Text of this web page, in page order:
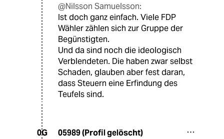
@Nilsson Samuelsson:
Ist doch ganz einfach. Viele FDP
Wähler zählen sich zur Gruppe der
Begünstigten.
Und da sind noch die ideologisch
Verblendeten. Die haben zwar selbst
Schaden, glauben aber fest daran,
dass Steuern eine Erfindung des
Teufels sind.
0G 05989 (Profil gelöscht)